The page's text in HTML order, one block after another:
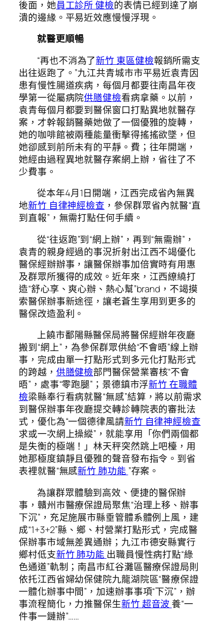
後面，她員工診所 健檢的表情已經到達了崩
潰的邊緣。平易近效應慢慢浮現。
就醫更順暢
“再也不消為了新竹 東區健檢報銷所需支
出往返跑了。”九江共青城市市平易近袁青因
患有慢性腸道疾病，每個月都要往南昌年夜
學第一從屬病院供膳健檢看病拿藥。以前，
袁青每個月都要到醫保窗口打點異地就醫存
案，才幹報銷醫藥她做了一個優雅的旋轉，
她的咖啡館被兩種能量衝擊得搖搖欲墜，但
她卻感到前所未有的平靜。費；往年開端，
她經由過程異地就醫存案網上辦，省往了不
少費事。
從本年4月1日開端，江西完成省內無異
地新竹 自律神經檢查 ，參保群眾省內就醫“直
到直報”，無需打點任何手續。
從“往返跑”到“網上辦”，再到“無需辦”，
袁青的親身經過的事況折射出江西不竭優化
醫保經辦辦事，讓醫保辦事加倍實時有用惠
及群眾所獲得的成效。近年來，江西繚繞打
造“舒心享、爽心辦、熱心幫”brand，不竭摸
索醫保辦事新途徑，讓老蒼生享用到更多的
醫保改造盈利。
上饒市鄱陽縣醫保局將醫保經辦年夜廳
搬到“網上”，為參保群眾供給“不會晤”線上辦
事，完成由單一打點形式到多元化打點形式
的跨越， 供膳健檢部門醫保營業審核“不會
晤”，處事“零跑腿”；景德鎮市浮新竹 在職體
檢梁縣奉行看病就醫“無感”結算，將以前需求
到醫保辦事年夜廳提交轉診轉院表的審批法
式，優化為“一個德律風請新竹 自律神經檢查
求或一次網上操縱”，就能享用「你們兩個都
是失衡的極端！」林天秤突然跳上吧檯，用
她那極度鎮靜且優雅的聲音發布指令。到省
表裡就醫“無感新竹 肺功能 ”存案。
為讓群眾體驗到高效、便捷的醫保辦
事，贛州市醫療保證局聚焦“治理上移、辦事
下沉”，充足施展市縣垂管體系體例上風，建
成“1+3+2”縣、鄉、村營業打點形式，完成醫
保辦事市域無差異通辦；九江市德安縣實行
鄉村低支新竹 肺功能 出職員慢性病打點“綠
色通道”軌制；南昌市紅谷灘區醫療保證局則
依托江西省婦幼保健院九龍湖院區“醫療保證
一體化辦事中間”，加速辦事事項“下沉”，辦
事流程簡化，力推醫保生新竹 超音波養“一
件事一鏈辦”……